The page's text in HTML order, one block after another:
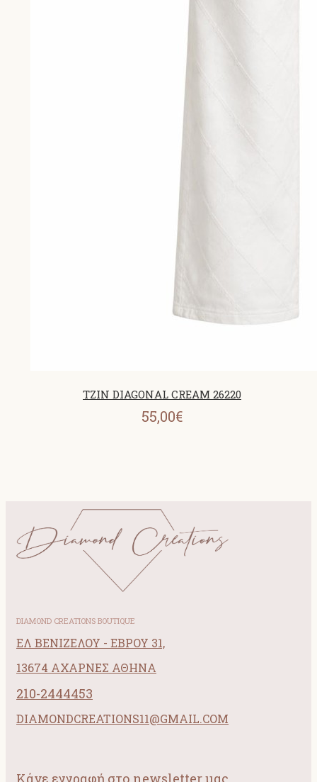
ΤΖΙΝ DIAGONAL CREAM 26220
55,00€
DIAMOND CREATIONS BOUTIQUE
ΕΛ ΒΕΝΙΖΕΛΟΥ - ΕΒΡΟΥ 31,
13674 ΑΧΑΡΝΕΣ ΑΘΗΝΑ
210-2444453
DIAMONDCREATIONS11@GMAIL.COM